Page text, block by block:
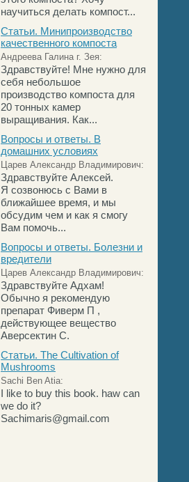
научиться делать компост...
Статьи. Минипроизводство
качественного компоста
Андреева Галина г. Зея:
Здравствуйте! Мне нужно для
себя небольшое
производство компоста для
20 тонных камер
выращивания. Как...
Вопросы и ответы. В
домашних условиях
Царев Александр Владимирович:
Здравствуйте Алексей.
Я созвонюсь с Вами в
ближайшее время, и мы
обсудим чем и как я смогу
Вам помочь...
Вопросы и ответы. Болезни и
вредители
Царев Александр Владимирович:
Здравствуйте Адхам!
Обычно я рекомендую
препарат Фиверм П ,
действующее вещество
Аверсектин С.
Статьи. The Cultivation of
Mushrooms
Sachi Ben Atia:
I like to buy this book. haw can
we do it?
Sachimaris@gmail.com